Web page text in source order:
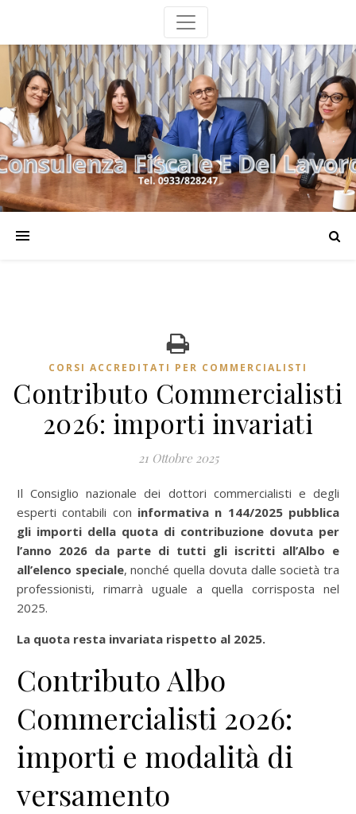
CORSI ACCREDITATI PER COMMERCIALISTI
Contributo Commercialisti
2026: importi invariati
21 Ottobre 2025
Il Consiglio nazionale dei dottori commercialisti e degli
esperti contabili con informativa n 144/2025 pubblica
gli importi della quota di contribuzione dovuta per
l’anno 2026 da parte di tutti gli iscritti all’Albo e
all’elenco speciale, nonché quella dovuta dalle società tra
professionisti, rimarrà uguale a quella corrisposta nel
2025.
La quota resta invariata rispetto al 2025.
Contributo Albo
Commercialisti 2026:
importi e modalità di
versamento